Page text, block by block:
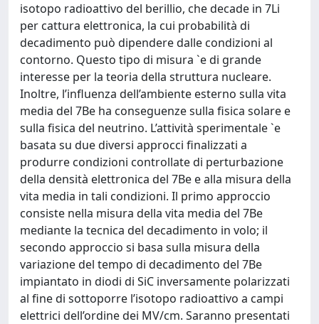
isotopo radioattivo del berillio, che decade in 7Li
per cattura elettronica, la cui probabilità di
decadimento può dipendere dalle condizioni al
contorno. Questo tipo di misura `e di grande
interesse per la teoria della struttura nucleare.
Inoltre, l’influenza dell’ambiente esterno sulla vita
media del 7Be ha conseguenze sulla fisica solare e
sulla fisica del neutrino. L’attività sperimentale `e
basata su due diversi approcci finalizzati a
produrre condizioni controllate di perturbazione
della densità elettronica del 7Be e alla misura della
vita media in tali condizioni. Il primo approccio
consiste nella misura della vita media del 7Be
mediante la tecnica del decadimento in volo; il
secondo approccio si basa sulla misura della
variazione del tempo di decadimento del 7Be
impiantato in diodi di SiC inversamente polarizzati
al fine di sottoporre l’isotopo radioattivo a campi
elettrici dell’ordine dei MV/cm. Saranno presentati